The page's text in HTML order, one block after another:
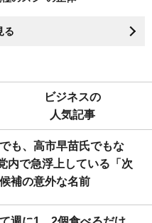
る
ビジネスの
人気記事
も、高市早苗氏でもな
内で急浮上している「次
補の意外な名前